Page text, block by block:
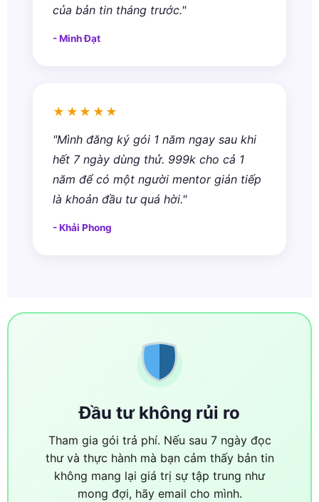
của bản tin tháng trước."
- Minh Đạt
★★★★★
"Mình đăng ký gói 1 năm ngay sau khi
hết 7 ngày dùng thử. 999k cho cả 1
năm để có một người mentor gián tiếp
là khoản đầu tư quá hời."
- Khải Phong
Đầu tư không rủi ro
Tham gia gói trả phí. Nếu sau 7 ngày đọc
thư và thực hành mà bạn cảm thấy bản tin
không mang lại giá trị sự tập trung như
mong đợi, hãy email cho mình.